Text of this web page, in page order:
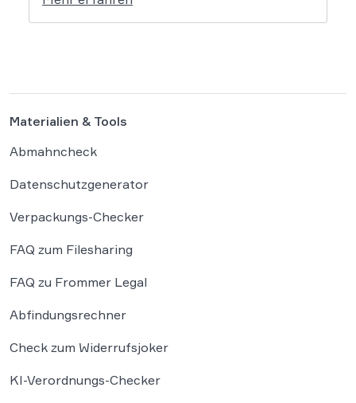
Händlerbundes belegt, dass nahezu alle
befragten Unternehmen unter der
wahrgenommen. Der Online-Handel sieht
sich mit einer […]
Materialien & Tools
Abmahncheck
Datenschutzgenerator
Verpackungs-Checker
FAQ zum Filesharing
FAQ zu Frommer Legal
Abfindungsrechner
Check zum Widerrufsjoker
KI-Verordnungs-Checker